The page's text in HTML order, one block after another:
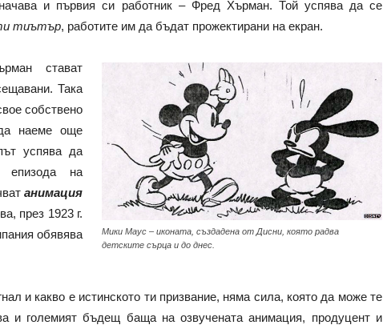
и първия си работник – Фред Хърман. Той успява да се
тиътър, работите им да бъдат прожектирани на екран.
Мики Маус – иконата, създадена от Дисни, която радва
детските сърца и до днес.
стават
Така
собствено
наеме още
успява да
епизода на
анимация
през 1923 г.
обявява
и какво е истинското ти призвание, няма сила, която да може те
и големият бъдещ баща на озвучената анимация, продуцент и